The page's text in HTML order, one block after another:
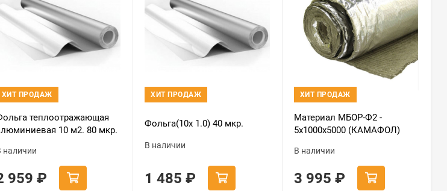
ХИТ ПРОДАЖ
теплоотражающая
10 м2. 80 мкр.
наличии
959 ₽
ХИТ ПРОДАЖ
Фольга(10x 1.0) 40 мкр.
В наличии
1 485 ₽
ХИТ ПРОДАЖ
Материал МБОР-Ф2 -
5х1000х5000 (КАМАФОЛ)
В наличии
3 995 ₽